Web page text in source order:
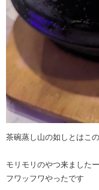
茶碗蒸し山の如しとはこ
モリモリのやつ来ました
フワッフワやったです